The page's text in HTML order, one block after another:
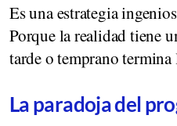
Es una estrategia
Porque la realidad tiene
tarde o temprano
La paradoja del